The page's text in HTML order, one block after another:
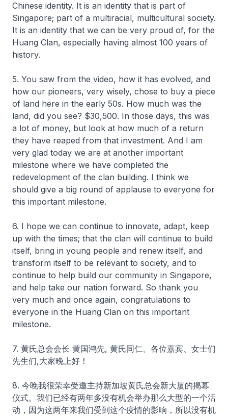
Chinese identity. It is an identity that is part of
Singapore; part of a multiracial, multicultural society.
It is an identity that we can be very proud of, for the
Huang Clan, especially having almost 100 years of
history.
5. You saw from the video, how it has evolved, and
how our pioneers, very wisely, chose to buy a piece
of land here in the early 50s. How much was the
land, did you see? $30,500. In those days, this was
a lot of money, but look at how much of a return
they have reaped from that investment. And I am
very glad today we are at another important
milestone where we have completed the
redevelopment of the clan building. I think we
should give a big round of applause to everyone for
this important milestone.
6. I hope we can continue to innovate, adapt, keep
up with the times; that the clan will continue to build
itself, bring in young people and renew itself, and
transform itself to be relevant to society, and to
continue to help build our community in Singapore,
and help take our nation forward. So thank you
very much and once again, congratulations to
everyone in the Huang Clan on this important
milestone.
7. 黄氏总会会长 黄国鸿先, 黄氏同仁、各位嘉宾、女士们
先生们,大家晚上好！
8. 今晚我很荣幸受邀主持新加坡黄氏总会新大厦的揭幕
仪式。我们已经有两年多没有机会举办那么大型的一个活
动，因为这两年来我们受到这个疫情的影响，所以没有机